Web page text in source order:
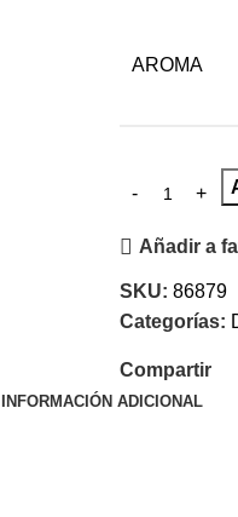
AROMA
Añadir a
SKU: 86879
Categorías:
Compartir
INFORMACIÓN ADICIONAL